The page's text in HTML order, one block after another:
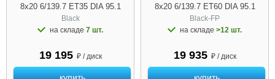
8x20 6/139.7 ET35 DIA 95.1
Black
на складе 7 шт.
19 195 ₽ / диск
купить
8x20 6/139.7 ET60 DIA 95.1
Black-FP
на складе >12 шт.
19 935 ₽ / диск
купить